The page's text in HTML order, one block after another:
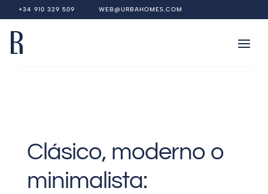
+34 910 329 509 WEB@URBAHOMES.COM
Clásico, moderno o
minimalista: